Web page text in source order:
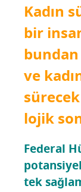
Kadın
bir
bun­dan
ve
lo­jik
Fede­ral
tek